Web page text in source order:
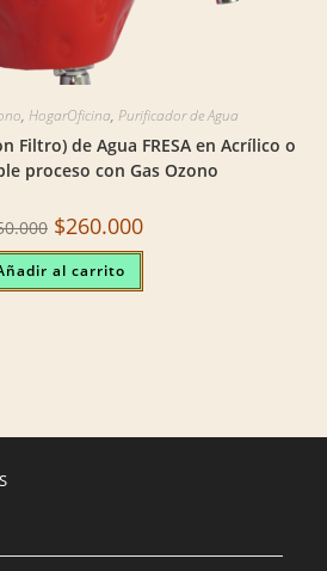
, HogarOficina, Purificador de Agua
Filtro) de Agua FRESA en Acrílico o
proceso con Gas Ozono
Original
price
was:
$350.000.
$260.000Current
is:
al carrito